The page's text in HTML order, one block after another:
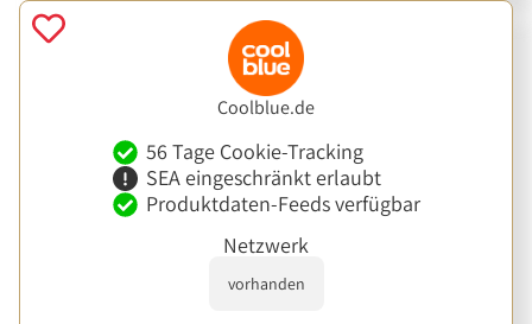
Coolblue.de
56 Tage Cookie-Tracking
SEA eingeschränkt erlaubt
Produktdaten-Feeds verfügbar
Netzwerk
vorhanden